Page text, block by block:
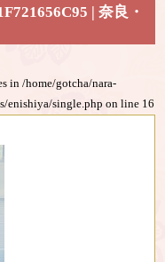
| 奈良・
in/home/gotcha/nara-
enishiya/single.php on line 16